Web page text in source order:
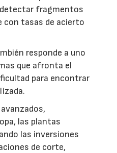
fragmentos
con tasas de acierto
responde a uno
que afronta el
para encontrar
las plantas
las inversiones
de corte,